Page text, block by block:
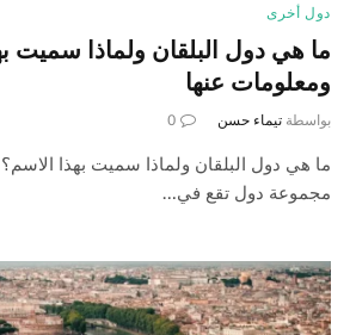
دول أخرى
ما هي دول البلقان ولماذا سميت
ومعلومات عنها
بواسطة تيماء حسن 0
ما هي دول البلقان ولماذا سميت بهذا
مجموعة دول تقع في…